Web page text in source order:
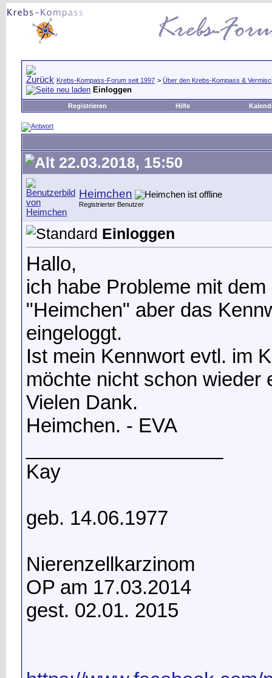
Krebs-Kompass-Forum seit 1997 > Über den Krebs-Kompass &
Einloggen
Registrieren Hilfe
22.03.2018, 15:50
Heimchen
Registrierter Benutzer
Einloggen
Hallo,
ich habe Probleme mit
"Heimchen" aber das
eingeloggt.
Ist mein Kennwort evtl. im
möchte nicht schon
Vielen Dank.
Heimchen. - EVA
Kay
geb. 14.06.1977
Nierenzellkarzinom
OP am 17.03.2014
gest. 02.01. 2015